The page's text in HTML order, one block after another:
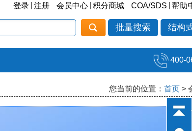
登录 注册 会员中心 积分商城 COA/SDS 帮助
批量搜索 结构
400-
您当前的位置： 首页 >